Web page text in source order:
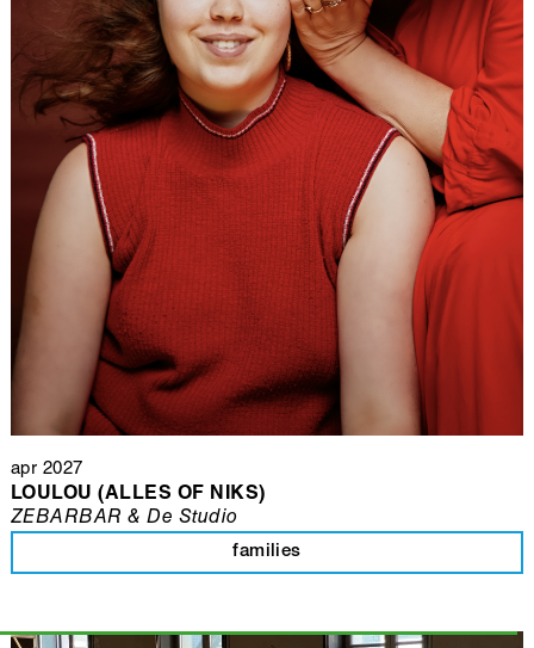
apr 2027
LOULOU (ALLES OF NIKS)
families
ZEBARBAR & De Studio